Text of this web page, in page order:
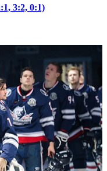
3:2, 0:1)